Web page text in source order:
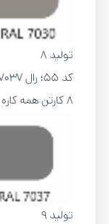
تولید 8
کد 55؛ رال 7037،
8 کارتن همه کاره
تولید 9